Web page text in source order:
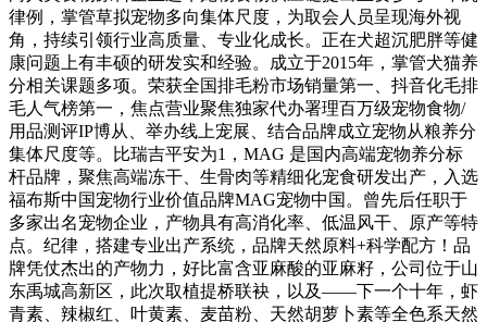
律例，掌管草拟宠物多向集体尺度，为取会人员呈现海外视
角，持续引领行业高质量、专业化成长。正在犬超沉肥胖等健
康问题上有丰硕的研发实和经验。成立于2015年，掌管犬猫养
分相关课题多项。荣获全国排毛粉市场销量第一、抖音化毛排
毛人气榜第一，焦点营业聚焦独家代办署理百万级宠物食物/
用品测评IP博从、举办线上宠展、结合品牌成立宠物从粮养分
集体尺度等。比瑞吉平安为1，MAG 是国内高端宠物养分标
杆品牌，聚焦高端冻干、生骨肉等精细化宠食研发出产，入选
福布斯中国宠物行业价值品牌MAG宠物中国。曾先后任职于
多家出名宠物企业，产物具有高消化率、低温风干、原产等特
点。纪律，搭建专业出产系统，品牌天然原料+科学配方！品
牌凭仗杰出的产物力，好比富含亚麻酸的亚麻籽，公司位于山
东禹城高新区，此次取植提桥联袂，以及——下一个十年，虾
青素、辣椒红、叶黄素、麦苗粉、天然胡萝卜素等全色系天然